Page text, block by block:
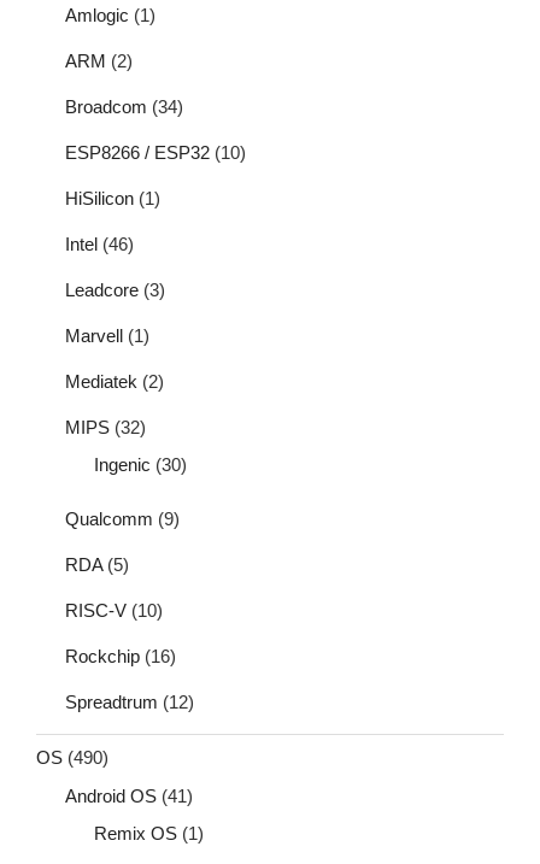
Amlogic (1)
ARM (2)
Broadcom (34)
ESP8266 / ESP32 (10)
HiSilicon (1)
Intel (46)
Leadcore (3)
Marvell (1)
Mediatek (2)
MIPS (32)
Ingenic (30)
Qualcomm (9)
RDA(5)
RISC-V (10)
Rockchip (16)
Spreadtrum (12)
OS (490)
Android OS (41)
Remix OS (1)